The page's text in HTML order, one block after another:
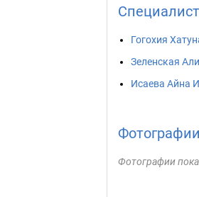
Гогохия
Зеленская
Исаева Айна
Фотографии
Фотографии